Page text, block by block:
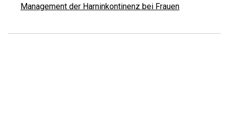
Management der Harninkontinenz bei Frauen